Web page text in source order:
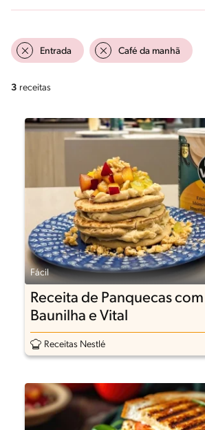
Entrada Café da manhã
3 receitas
Fácil
Receita de Panquecas
Baunilha e Vital
Receitas Nestlé